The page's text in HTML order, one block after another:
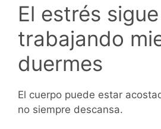
El estrés sigue
trabajando
duermes
El cuerpo puede estar
no siempre descansa.